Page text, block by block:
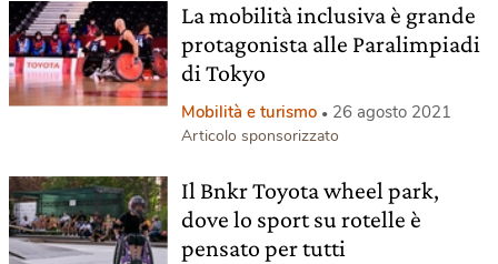
La mobilità inclusiva è grande
protagonista alle Paralimpiadi
di Tokyo
Mobilità e turismo 26 agosto 2021
Articolo sponsorizzato
Il Bnkr Toyota wheel park,
dove lo sport su rotelle è
pensato per tutti